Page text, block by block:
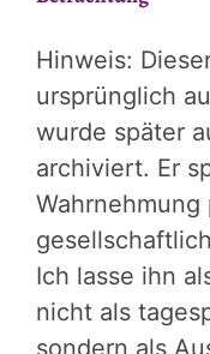
Hinweis:
ursprünglich
wurde später
archiviert. Er
Ich lasse ihn
nicht als
sondern als